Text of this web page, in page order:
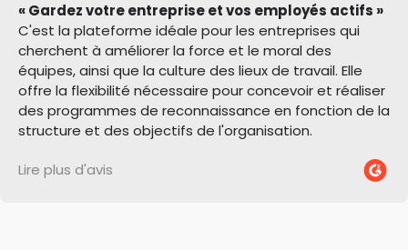
« Gardez votre entreprise et vos employés actifs »
C'est la plateforme idéale pour les entreprises qui
cherchent à améliorer la force et le moral des
équipes, ainsi que la culture des lieux de travail. Elle
offre la flexibilité nécessaire pour concevoir et réaliser
des programmes de reconnaissance en fonction de la
structure et des objectifs de l'organisation.
Lire plus d'avis